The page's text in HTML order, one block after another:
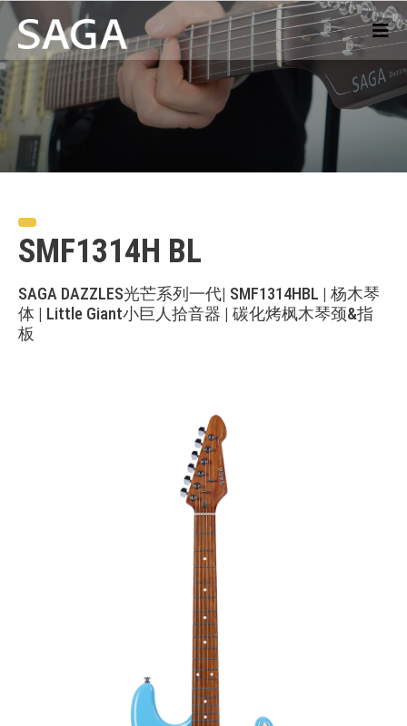
SMF1314H BL
SAGA DAZZLES光芒系列一代| SMF1314HBL | 杨木琴
体 | Little Giant小巨人拾音器 | 碳化烤枫木琴颈&指
板